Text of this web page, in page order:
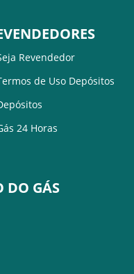
Revendedor
de Uso Depósitos
24 Horas
DO GÁS